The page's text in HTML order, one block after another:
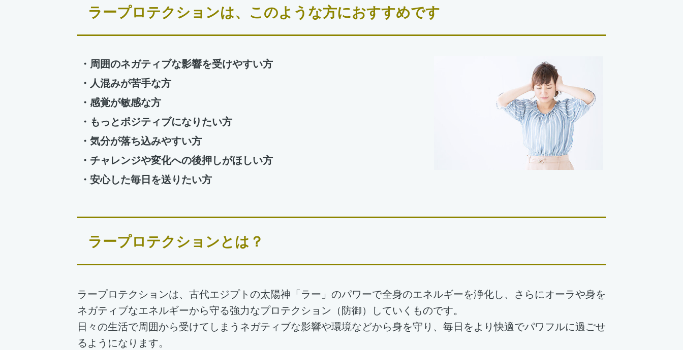
ラープロテクションは、このような方におすすめです
・周囲のネガティブな影響を受けやすい方
・人混みが苦手な方
・感覚が敏感な方
・もっとポジティブになりたい方
・気分が落ち込みやすい方
・チャレンジや変化への後押しがほしい方
・安心した毎日を送りたい方
ラープロテクションとは？
ラープロテクションは、古代エジプトの太陽神「ラー」のパワーで全身のエネルギーを浄化し、さらにオーラや身を
ネガティブなエネルギーから守る強力なプロテクション（防御）していくものです。
日々の生活で周囲から受けてしまうネガティブな影響や環境などから身を守り、毎日をより快適でパワフルに過ごせ
るようになります。